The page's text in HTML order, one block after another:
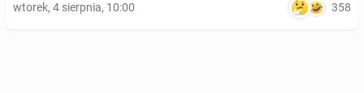
wtorek, 4 sierpnia, 10:00 358